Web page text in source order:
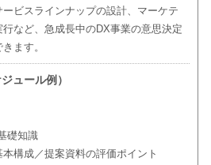
ビスラインナップの設計、マーケテ
など、急成長中のDX事業の意思決定
ます。
ュール例）
礎知識
構成／提案資料の評価ポイント